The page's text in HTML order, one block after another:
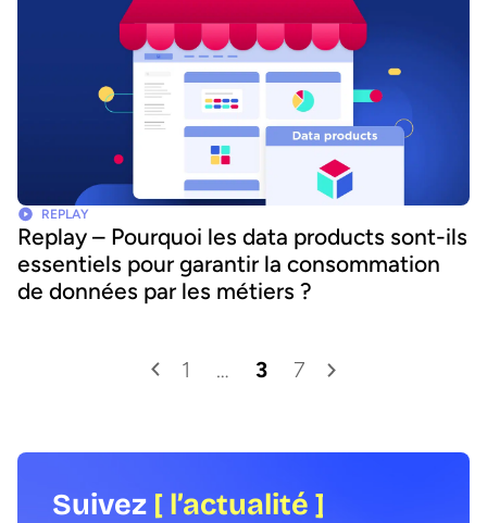
REPLAY
Replay – Pourquoi les data products sont-ils
essentiels pour garantir la consommation
de données par les métiers ?
1 … 3 7
Suivez [ l’actualité ]